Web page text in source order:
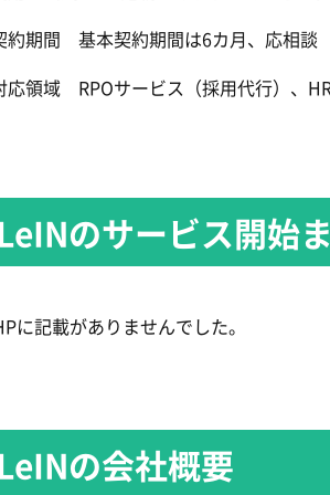
約期間 基本契約期間は6カ月、応相談
応領域 RPOサービス（採用代行）、
のサービス開始
に記載がありませんでした。
の会社概要